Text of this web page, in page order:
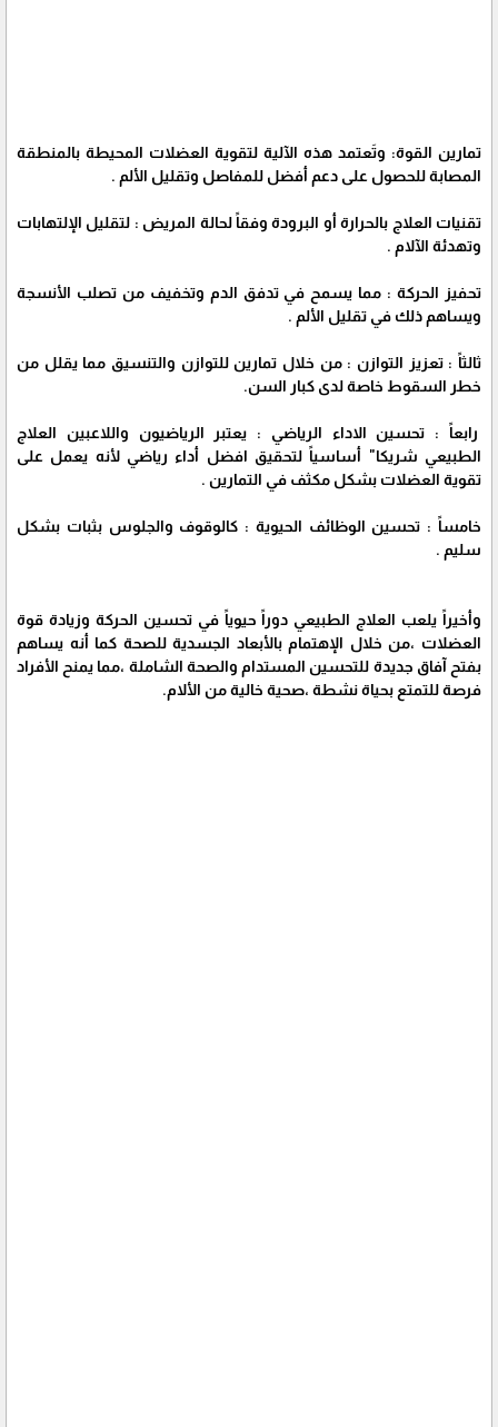
تمارين القوة: وتَعتمد هذه الآلية لتقوية العضلات المحيطة بالمنطقة
المصابة للحصول على دعم أفضل للمفاصل وتقليل الألم .
تقنيات العلاج بالحرارة أو البرودة وفقاً لحالة المريض : لتقليل الإلتهابات
وتهدئة الآلام .
تحفيز الحركة : مما يسمح في تدفق الدم وتخفيف من تصلب الأنسجة
ويساهم ذلك في تقليل الألم .
ثالثاً : تعزيز التوازن : من خلال تمارين للتوازن والتنسيق مما يقلل من
خطر السقوط خاصة لدى كبار السن.
رابعاً : تحسين الاداء الرياضي : يعتبر الرياضيون واللاعبين العلاج
الطبيعي شريكا" أساسياً لتحقيق افضل أداء رياضي لأنه يعمل على
تقوية العضلات بشكل مكثف في التمارين .
خامساً : تحسين الوظائف الحيوية : كالوقوف والجلوس بثبات بشكل
سليم .
وأخيراً يلعب العلاج الطبيعي دوراً حيوياً في تحسين الحركة وزيادة قوة
العضلات ،من خلال الإهتمام بالأبعاد الجسدية للصحة كما أنه يساهم
بفتح آفاق جديدة للتحسين المستدام والصحة الشاملة ،مما يمنح الأفراد
فرصة للتمتع بحياة نشطة ،صحية خالية من الألام.